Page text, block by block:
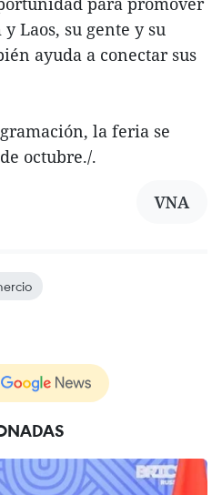
Laos, su gente y su
ayuda a conectar sus
la feria se
octubre./.
VNA